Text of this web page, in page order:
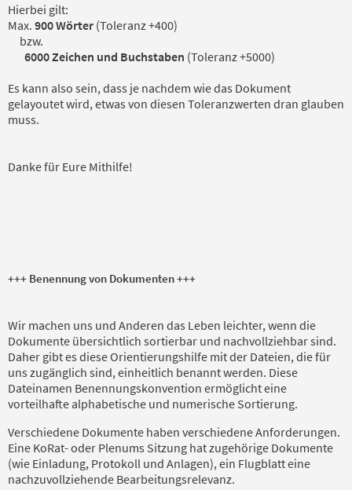
Hierbei gilt:
Max. 900 Wörter (Toleranz +400)
bzw.
6000 Zeichen und Buchstaben (Toleranz +5000)
Es kann also sein, dass je nachdem wie das Dokument
gelayoutet wird, etwas von diesen Toleranzwerten dran glauben
muss.
Danke für Eure Mithilfe!
+++ Benennung von Dokumenten +++
Wir machen uns und Anderen das Leben leichter, wenn die
Dokumente übersichtlich sortierbar und nachvollziehbar sind.
Daher gibt es diese Orientierungshilfe mit der Dateien, die für
uns zugänglich sind, einheitlich benannt werden. Diese
Dateinamen Benennungskonvention ermöglicht eine
vorteilhafte alphabetische und numerische Sortierung.
Verschiedene Dokumente haben verschiedene Anforderungen.
Eine KoRat- oder Plenums Sitzung hat zugehörige Dokumente
(wie Einladung, Protokoll und Anlagen), ein Flugblatt eine
nachzuvollziehende Bearbeitungsrelevanz.